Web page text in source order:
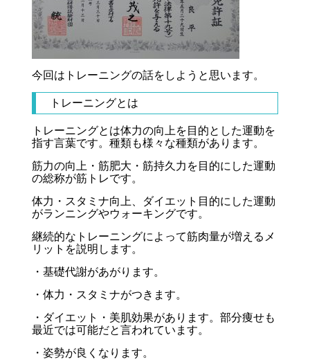
今回はトレーニングの話をしようと思います。
トレーニングとは
トレーニングとは体力の向上を目的とした運動を
指す言葉です。種類も様々な種類があります。
筋力の向上・筋肥大・筋持久力を目的にした運動
の総称が筋トレです。
体力・スタミナ向上、ダイエット目的にした運動
がランニングやウォーキングです。
継続的なトレーニングによって筋肉量が増えるメ
リットを説明します。
・基礎代謝があがります。
・体力・スタミナがつきます。
・ダイエット・美肌効果があります。部分痩せも
最近では可能だと言われています。
・姿勢が良くなります。